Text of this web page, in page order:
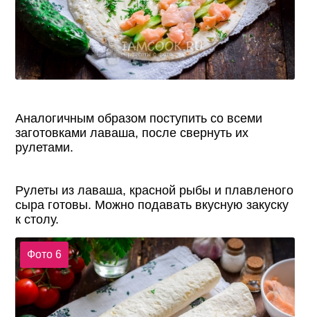
Аналогичным образом поступить со всеми
заготовками лаваша, после свернуть их
рулетами.
Рулеты из лаваша, красной рыбы и плавленого
сыра готовы. Можно подавать вкусную закуску
к столу.
Фото 6